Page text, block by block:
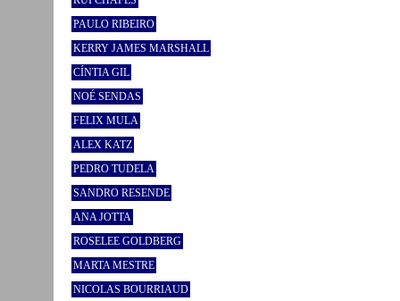
PAULO RIBEIRO
KERRY JAMES MARSHALL
CÍNTIA GIL
NOÉ SENDAS
FELIX MULA
ALEX KATZ
PEDRO TUDELA
SANDRO RESENDE
ANA JOTTA
ROSELEE GOLDBERG
MARTA MESTRE
NICOLAS BOURRIAUD